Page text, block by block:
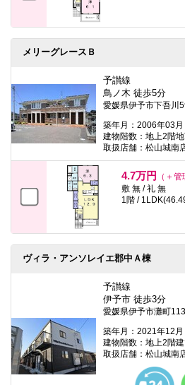
メリーグレースＢ
予讃線
鳥ノ木 徒歩5分
愛媛県伊予市下吾川
築年月：2006年03月
建物階数：地上2階
取扱店舗：松山城南
4.7万円
（＋
敷 無 / 礼 無
1階 /
ヴィラ・アンソレイエ郡中Ａ棟
予讃線
伊予市 徒歩3分
愛媛県伊予市灘町
築年月：2021年12月
建物階数：地上2階
取扱店舗：松山城南